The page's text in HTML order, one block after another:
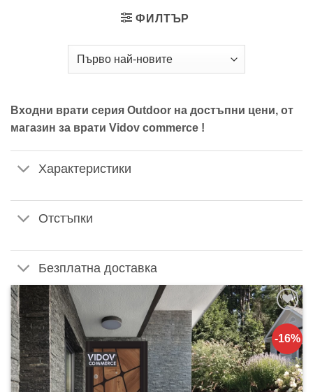
ФИЛТЪР
Входни врати серия Outdoor на достъпни цени, от
магазин за врати Vidov commerce !
Характеристики
Отстъпки
Безплатна доставка
-16%
Добавяне
към
списъка с
харесани
продукти